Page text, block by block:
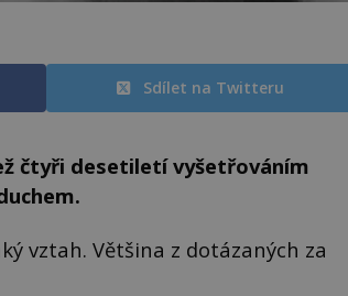
Sdílet na Twitteru
čtyři desetiletí vyšetřováním
vztah. Většina z dotázaných za